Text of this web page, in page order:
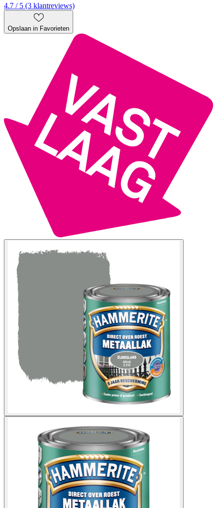
4.7 / 5 (3 klantreviews)
Opslaan in Favorieten